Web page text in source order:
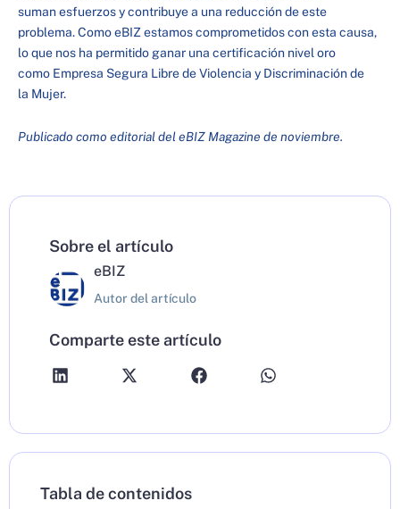
suman esfuerzos y contribuye a una reducción de este
problema. Como eBIZ estamos comprometidos con esta causa,
lo que nos ha permitido ganar una certificación nivel oro
como Empresa Segura Libre de Violencia y Discriminación de
la Mujer.
Publicado como editorial del eBIZ Magazine de noviembre.
Sobre el artículo
eBIZ
Autor del artículo
Comparte este artículo
Tabla de contenidos